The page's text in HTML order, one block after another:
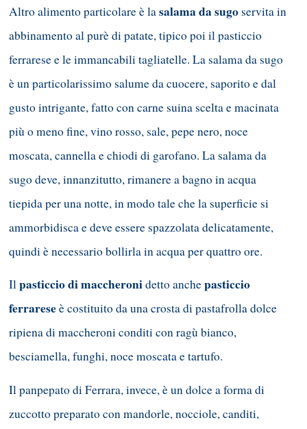
Altro alimento particolare è lasalama da sugoservita in
abbinamento al purè di patate, tipico poi il pasticcio
ferrarese e le immancabili tagliatelle. La salama da sugo
è un particolarissimo salume da cuocere, saporito e dal
gusto intrigante, fatto con carne suina scelta e macinata
più o meno fine, vino rosso, sale, pepe nero, noce
moscata, cannella e chiodi di garofano. La salama da
sugo deve, innanzitutto, rimanere a bagno in acqua
tiepida per una notte, in modo tale che la superficie si
ammorbidisca e deve essere spazzolata delicatamente,
quindi è necessario bollirla in acqua per quattro ore.
Ilpasticcio di maccheronidetto anchepasticcio
ferrareseè costituito da una crosta di pastafrolla dolce
ripiena di maccheroni conditi con ragù bianco,
besciamella, funghi, noce moscata e tartufo.
Il panpepato di Ferrara, invece, è un dolce a forma di
zuccotto preparato con mandorle, nocciole, canditi,